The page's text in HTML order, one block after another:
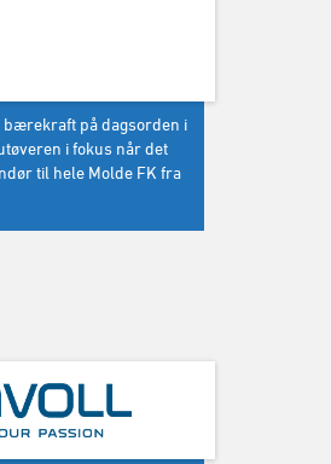
på dagsorden i
i fokus når det
til hele Molde FK fra